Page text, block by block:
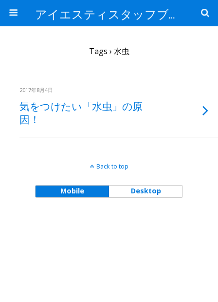
アイエスティスタッフブログ
Tags › 水虫
2017年8月4日
気をつけたい「水虫」の原
因！
Back to top
Mobile Desktop